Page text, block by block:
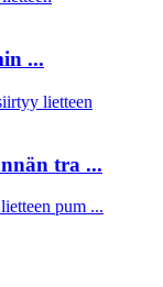
...
tra ...